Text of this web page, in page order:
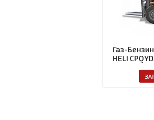
Газ-
HELI